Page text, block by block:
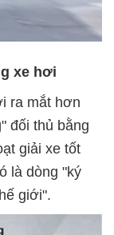
xe hơi
ra mắt hơn
đối thủ bằng
giải xe tốt
là dòng "ký
giới".